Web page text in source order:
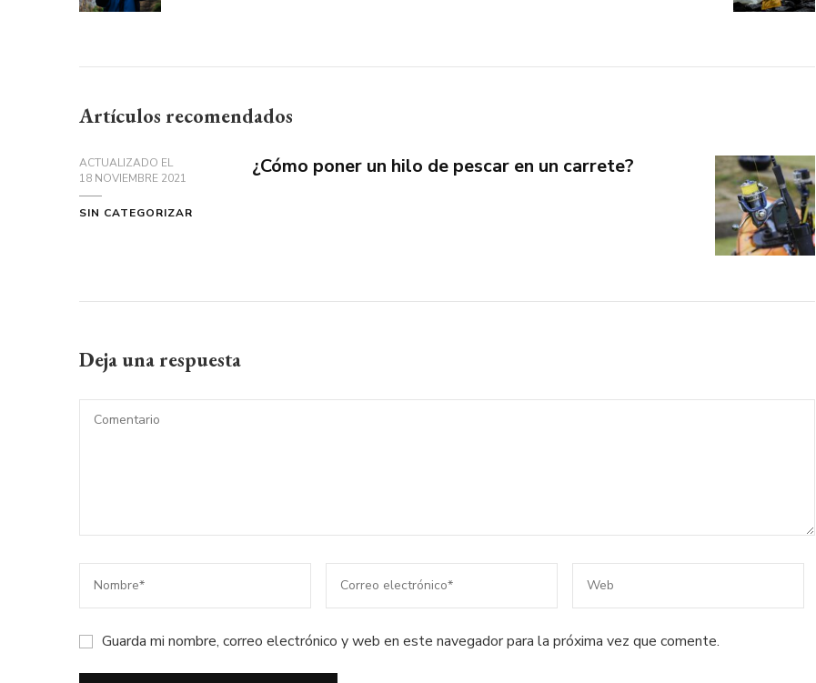
Artículos recomendados
ACTUALIZADO EL
18 NOVIEMBRE 2021
SIN CATEGORIZAR
¿Cómo poner un hilo de pescar en un carrete?
Deja una respuesta
Guarda mi nombre, correo electrónico y web en este navegador para la próxima vez que comente.